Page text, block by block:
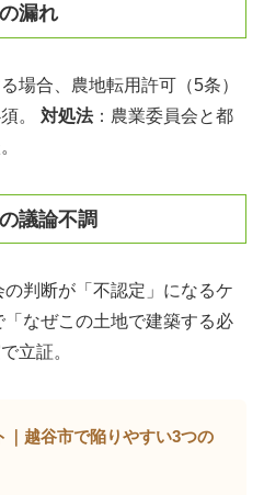
漏れ
場合、農地転用許可（5条）
。 対処法：農業委員会と都
議論不調
判断が「不認定」になるケ
「なぜこの土地で建築する必
立証。
｜越谷市で陥りやすい3つの